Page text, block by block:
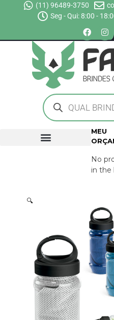
(11) 96489-3750
Seg - Qui: 8:00 -
MEU
No
in the
🔍